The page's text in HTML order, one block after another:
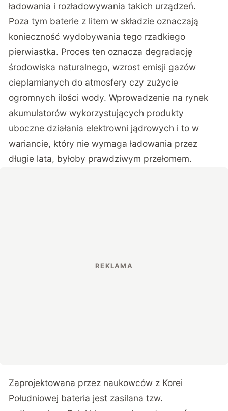
ładowania i rozładowywania takich urządzeń.
Poza tym baterie z litem w składzie oznaczają
konieczność wydobywania tego rzadkiego
pierwiastka. Proces ten oznacza degradację
środowiska naturalnego, wzrost emisji gazów
cieplarnianych do atmosfery czy zużycie
ogromnych ilości wody. Wprowadzenie na rynek
akumulatorów wykorzystujących produkty
uboczne działania elektrowni jądrowych i to w
wariancie, który nie wymaga ładowania przez
długie lata, byłoby prawdziwym przełomem.
Zaprojektowana przez naukowców z Korei
Południowej bateria jest zasilana tzw.